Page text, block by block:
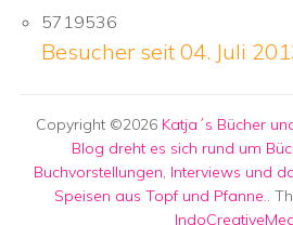
5719536
Besucher seit 04. Juli
Copyright ©2026 Katja´s Bücher
Blog dreht es sich rund um
Buchvorstellungen, Interviews und
Speisen aus Topf und Pfanne..